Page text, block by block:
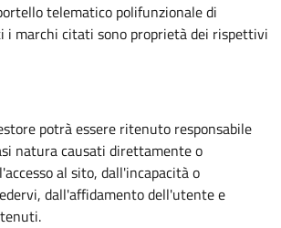
telematico polifunzionaledi
i marchi citati sono proprietà dei rispettivi
potrà essere ritenuto responsabile
natura causati direttamente o
al sito, dall'incapacità o
dall'affidamento dell'utente e